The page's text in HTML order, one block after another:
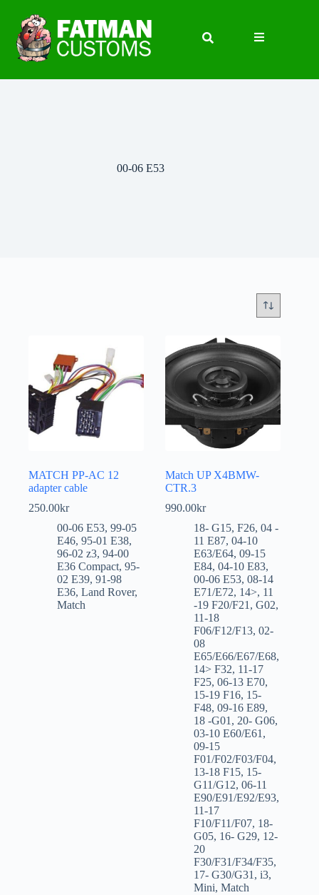
00-06 E53
MATCH PP-AC 12
adapter cable
250.00kr
00-06 E53, 99-05
E46, 95-01 E38,
96-02 z3, 94-00
E36 Compact, 95-
02 E39, 91-98
E36, Land Rover,
Match
Match UP X4BMW-
CTR.3
990.00kr
18- G15,F26,04 -
11 E87,04-10
E63/E64,09-15
E84,04-10 E83,
00-06 E53,08-14
E71/E72, 14>, 11
-19 F20/F21 ,G02,
11-18
F06/F12/F13,02-
08
E65/E66/E67/E68,
14> F32, 11-17
F25,06-13 E70,
15-19 F16, 15-
F48,09-16 E89,
18 -G01 , 20- G06,
03-10 E60/E61 ,
09-15
F01/F02/F03/F04,
13-18 F15, 15-
G11/G12,06-11
E90/E91/E92/E93,
11-17
F10/F11/F07, 18-
G05, 16- G29, 12-
20
F30/F31/F34/F35,
17- G30/G31 ,i3,
Mini,Match